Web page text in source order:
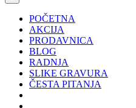
POČETNA
AKCIJA
PRODAVNICA
BLOG
RADNJA
SLIKE GRAVURA
ČESTA PITANJA